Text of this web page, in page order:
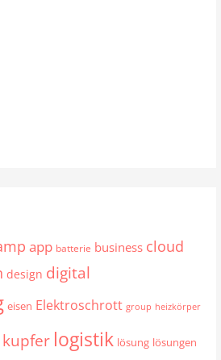
app batterie business cloud
design digital
eisen Elektroschrott group heizkörper
kupfer logistik lösung lösungen